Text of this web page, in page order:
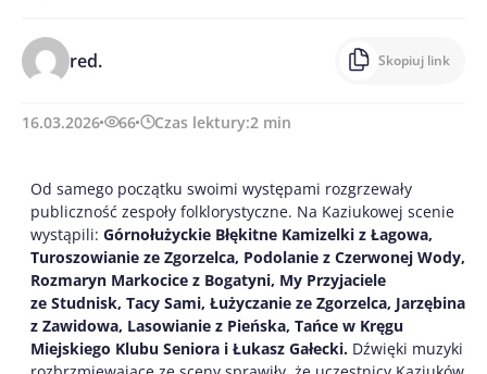
red. Skopiuj link
16.03.2026 66 Czas lektury:2 min
Od samego początku swoimi występami rozgrzewały
publiczność zespoły folklorystyczne. Na Kaziukowej scenie
wystąpili: Górnołużyckie Błękitne Kamizelki z Łagowa,
Turoszowianie ze Zgorzelca, Podolanie z Czerwonej Wody,
Rozmaryn Markocice z Bogatyni, My Przyjaciele
ze Studnisk, Tacy Sami, Łużyczanie ze Zgorzelca, Jarzębina
z Zawidowa, Lasowianie z Pieńska, Tańce w Kręgu
Miejskiego Klubu Seniora i Łukasz Gałecki. Dźwięki muzyki